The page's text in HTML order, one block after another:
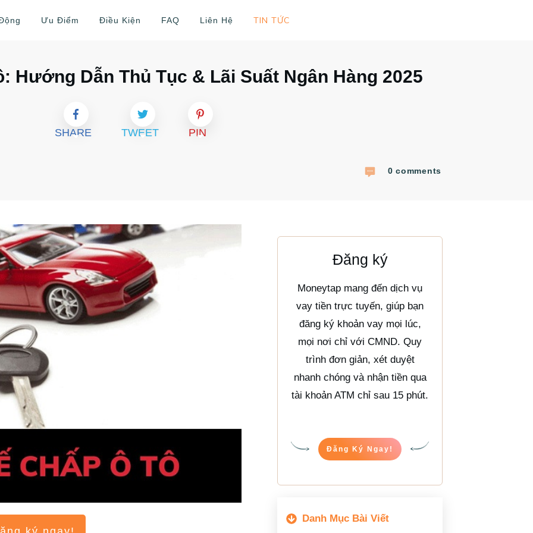
Ưu Điểm Điều Kiện FAQ Liên Hệ TIN TỨC
Hướng Dẫn Thủ Tục & Lãi Suất Ngân Hàng 2025
SHARE TWEET PIN
0 comments
Đăng ký
Moneytap mang đến dịch vụ
vay tiền trực tuyến, giúp bạn
đăng ký khoản vay mọi lúc,
mọi nơi chỉ với CMND. Quy
trình đơn giản, xét duyệt
nhanh chóng và nhận tiền qua
tài khoản ATM chỉ sau 15 phút.
Đăng Ký Ngay!
Danh Mục Bài Viết